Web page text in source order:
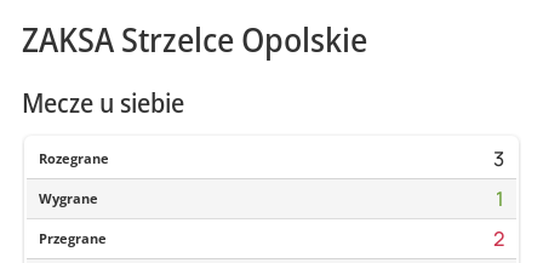
ZAKSA Strzelce Opolskie
Mecze u siebie
Rozegrane 3
Wygrane 1
Przegrane 2